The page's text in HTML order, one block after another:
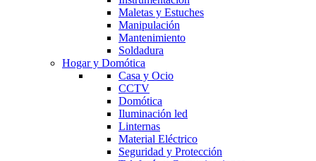
Maletas y Estuches
Manipulación
Mantenimiento
Soldadura
Hogar y Domótica
Casa y Ocio
CCTV
Domótica
Iluminación led
Linternas
Material Eléctrico
Seguridad y Protección